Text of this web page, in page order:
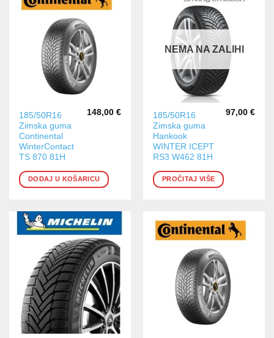
185/50R16
Zimska guma
Continental
WinterContact
TS 870 81H
148,00 €
DODAJ U KOŠARICU
NEMA NA ZALIHI
185/50R16
Zimska guma
Hankook
WINTER ICEPT
RS3 W462 81H
97,00 €
PROČITAJ VIŠE